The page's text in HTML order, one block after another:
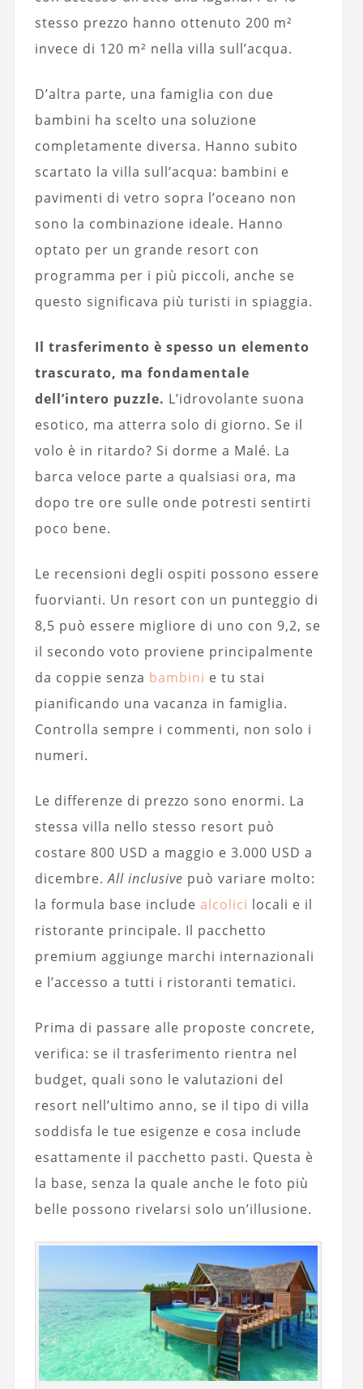
stesso prezzo hanno ottenuto 200 m²
invece di 120 m² nella villa sull’acqua.
D’altra parte, una famiglia con due
bambini ha scelto una soluzione
completamente diversa. Hanno subito
scartato la villa sull’acqua: bambini e
pavimenti di vetro sopra l’oceano non
sono la combinazione ideale. Hanno
optato per un grande resort con
programma per i più piccoli, anche se
questo significava più turisti in spiaggia.
Il trasferimento è spesso un elemento
trascurato, ma fondamentale
dell’intero puzzle. L’idrovolante suona
esotico, ma atterra solo di giorno. Se il
volo è in ritardo? Si dorme a Malé. La
barca veloce parte a qualsiasi ora, ma
dopo tre ore sulle onde potresti sentirti
poco bene.
Le recensioni degli ospiti possono essere
fuorvianti. Un resort con un punteggio di
8,5 può essere migliore di uno con 9,2, se
il secondo voto proviene principalmente
da coppie senza bambini e tu stai
pianificando una vacanza in famiglia.
Controlla sempre i commenti, non solo i
numeri.
Le differenze di prezzo sono enormi. La
stessa villa nello stesso resort può
costare 800 USD a maggio e 3.000 USD a
dicembre.All inclusive può variare molto:
la formula base include alcolici locali e il
ristorante principale. Il pacchetto
premium aggiunge marchi internazionali
e l’accesso a tutti i ristoranti tematici.
Prima di passare alle proposte concrete,
verifica: se il trasferimento rientra nel
budget, quali sono le valutazioni del
resort nell’ultimo anno, se il tipo di villa
soddisfa le tue esigenze e cosa include
esattamente il pacchetto pasti. Questa è
la base, senza la quale anche le foto più
belle possono rivelarsi solo un’illusione.